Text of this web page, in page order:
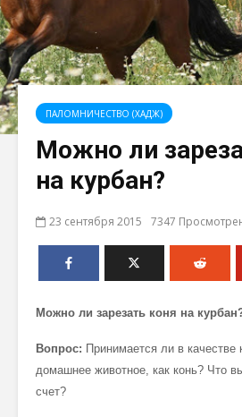
ПАЛОМНИЧЕСТВО (ХАДЖ)
Можно ли
на курбан?
23 сентября 2015 7347
Можно ли зарезать коня на
Вопрос: Принимается ли в качестве
домашнее животное, как конь? Что
счет?